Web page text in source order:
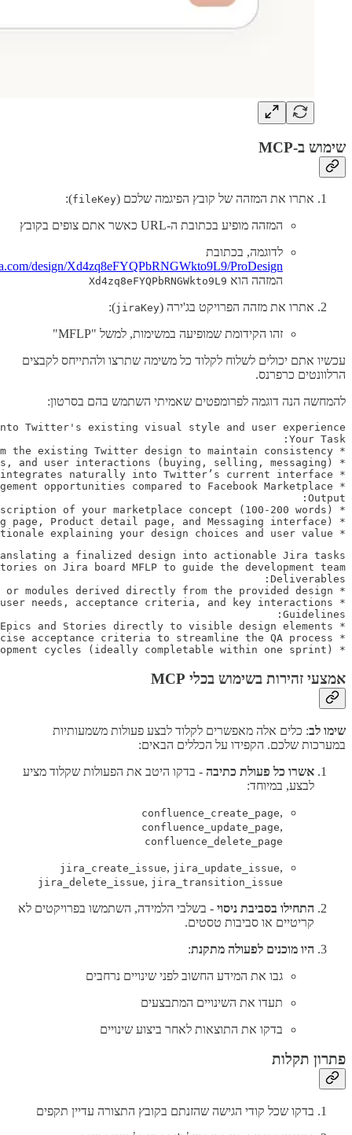
שימוש ב-MCP
אתרו את המזהה של קובץ הפיגמה שלכם (fileKey
):
המזהה מופיע בכתובת ה-URL כאשר אתם צופים בקובץ
לדוגמה, בכתובת
design/Xd4zq8eFYQPbRNGWkto9L9/ProDesign
המזהה הוא Xd4zq8eFYQPbRNGWkto9L9
אתרו את מזהה הפרויקט בג'ירה (jiraKey
):
זהו הקידומת שמופיעה במשימות, למשל "MFLP"
עכשיו אתם יכולים לשלוח לקלוד כל משימה שתרצו ולהתייחס לקבצים
הרלוונטים כרפרנס.
להמחשה הנה דוגמה לפרומפטים שאמיתי השתמש בהם בסרטון:
* Short rationale explaining your design choices and user value.
* Ensure stories are granular enough for efficient development cycles (ideally completable within one sprint).
אמצעי זהירות בשימוש בכלי MCP
שימו לב: כלים אלה מאפשרים לקלוד לבצע פעולות משמעותיות
במערכות שלכם. הקפידו על הכללים הבאים:
אשרו כל פעולת כתיבה - בדקו היטב את הפעולות שקלוד מציע
לבצע, במיוחד:
confluence_create_page,
confluence_update_page,
confluence_delete_page
jira_create_issue, jira_update_issue,
jira_delete_issue, jira_transition_issue
התחילו בסביבת ניסוי - בשלבי הלמידה, השתמשו בפרויקטים לא
קריטיים או סביבות טסטים.
היו מוכנים לפעולה מתקנת:
גבו את המידע החשוב לפני שינויים נרחבים
תעדו את השינויים המתבצעים
בדקו את התוצאות לאחר ביצוע שינויים
פתרון תקלות
בדקו שכל קודי הגישה שהזנתם בקובץ התצורה עדיין תקפים